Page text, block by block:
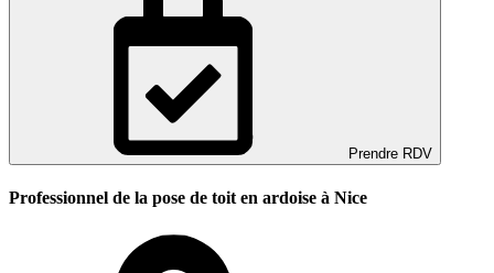
Prendre RDV
Professionnel de la pose de toit en ardoise à Nice